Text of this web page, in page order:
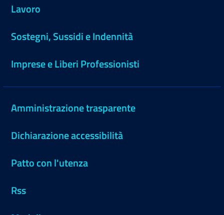
Lavoro
Sostegni, Sussidi e Indennità
Imprese e Liberi Professionisti
Amministrazione trasparente
Dichiarazione accessibilità
Patto con l'utenza
Rss